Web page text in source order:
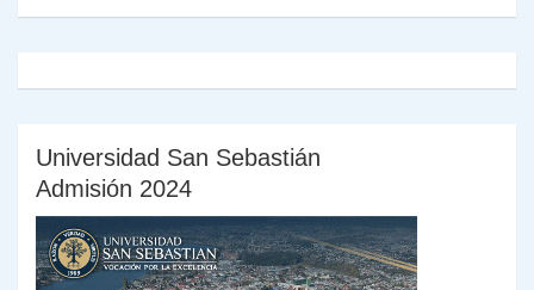
Universidad San Sebastián
Admisión 2024